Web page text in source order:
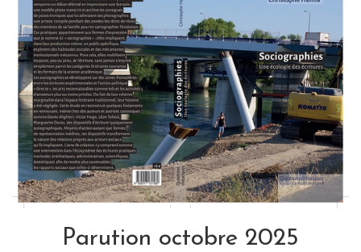
Parution octobre 2025